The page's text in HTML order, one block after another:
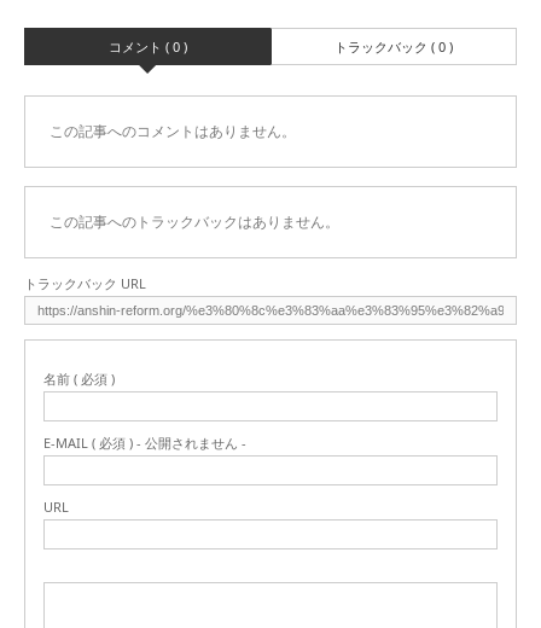
コメント ( 0 ) トラックバック ( 0 )
この記事へのコメントはありません。
この記事へのトラックバックはありません。
トラックバック URL
名前 ( 必須 )
E-MAIL ( 必須 ) - 公開されません -
URL